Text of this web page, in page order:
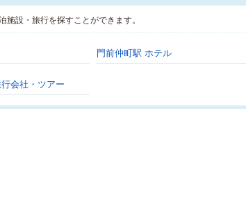
施設・旅行を探すことができます。
門前仲町駅 ホテル
会社・ツアー